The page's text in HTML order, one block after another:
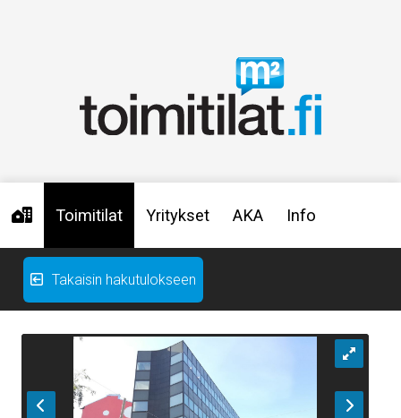
Toimitilat Yritykset AKA Info
Takaisin hakutulokseen